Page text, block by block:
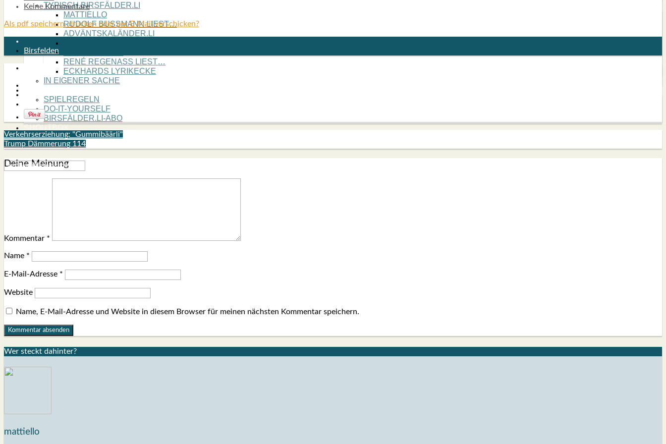
TYPISCH BIRSFÄLDER.LI
MATTIELLO
RUDOLF BUSS­MANN LIEST…
ADVÄNTSKALÄNDER.LI
RENÉ REGEN­ASS LIEST…
ECK­HARDS LYRIK­ECKE
IN EIGE­NER SACHE
SPIEL­RE­GELN
DO-IT-YOUR­S­ELF
BIRSFÄLDER.LI-ABO
SHOUT­BOX
Keine Kommentare
Als pdf speichern, drucken oder per E-Mail verschicken?
Birsfelden
Verkehrserziehung: "Gummibäärli"
Trump Dämmerung 114
Deine Meinung
Kommentar *
Name *
E-Mail-Adresse *
Website
Name, E-Mail-Adresse und Website in diesem Browser für meinen nächsten Kommentar speichern.
Wer steckt dahin­ter?
mattiello